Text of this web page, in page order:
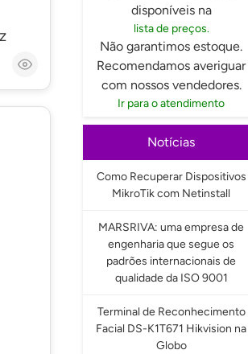
disponíveis na
lista de preços.
Não garantimos estoque.
Recomendamos averiguar
com nossos vendedores.
Ir para o atendimento
Notícias
Como Recuperar Dispositivos
MikroTik com Netinstall
MARSRIVA: uma empresa de
engenharia que segue os
padrões internacionais de
qualidade da ISO 9001
Terminal de Reconhecimento
Facial DS-K1T671 Hikvision na
Globo